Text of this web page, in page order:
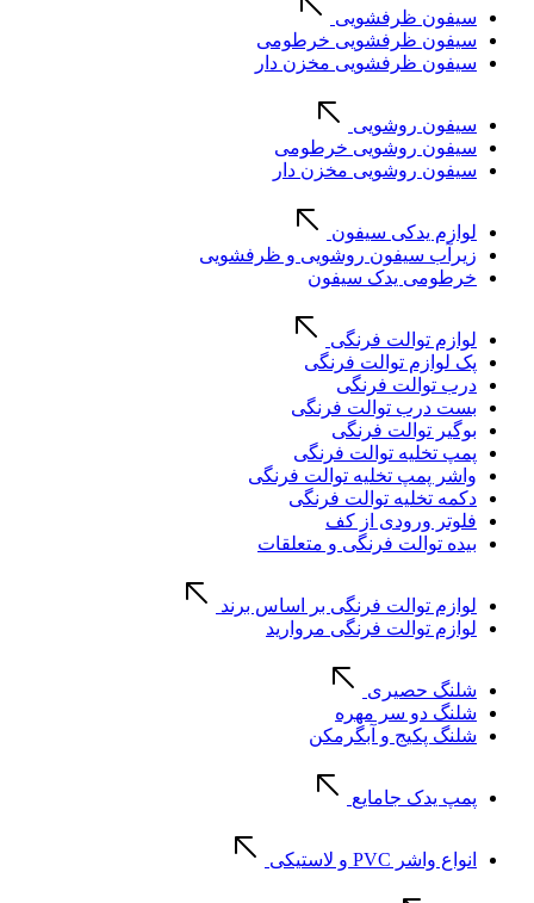
سیفون ظرفشویی
سیفون ظرفشویی خرطومی
سیفون ظرفشویی مخزن دار
سیفون روشویی
سیفون روشویی خرطومی
سیفون روشویی مخزن دار
لوازم یدکی سیفون
زیرآب سیفون روشویی و ظرفشویی
خرطومی یدک سیفون
لوازم توالت فرنگی
پک لوازم توالت فرنگی
درب توالت فرنگی
بست درب توالت فرنگی
بوگیر توالت فرنگی
پمپ تخلیه توالت فرنگی
واشر پمپ تخلیه توالت فرنگی
دکمه تخلیه توالت فرنگی
فلوتر ورودی از کف
بیده توالت فرنگی و متعلقات
لوازم توالت فرنگی بر اساس برند
لوازم توالت فرنگی مروارید
شلنگ حصیری
شلنگ دو سر مهره
شلنگ پکیج و آبگرمکن
پمپ یدک جامایع
انواع واشر PVC و لاستیکی